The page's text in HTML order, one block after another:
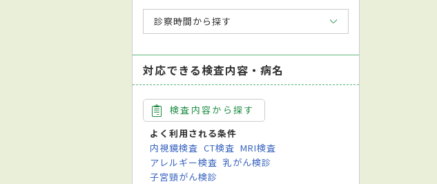
診察時間から探す
対応できる検査内容・病名
検査内容から探す
よく利用される条件
内視鏡検査 CT検査 MRI検査
アレルギー検査 乳がん検診
子宮頸がん検診